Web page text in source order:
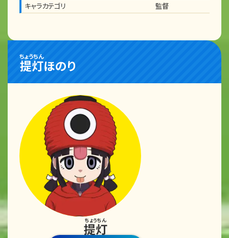
キャラカテゴリ
監督
提灯
ちょうちん
ほのり
提灯
ちょうちん